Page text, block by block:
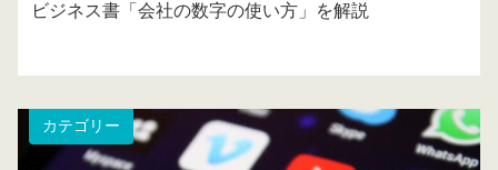
ビジネス書「会社の数字の使い方」を解説
カテゴリー